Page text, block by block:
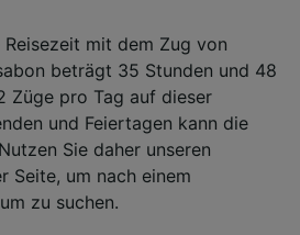
mit dem Zug von
beträgt 35 Stunden und 48
Züge pro Tag auf dieser
und Feiertagen kann die
Sie daher unseren
Seite, um nach einem
zu suchen.